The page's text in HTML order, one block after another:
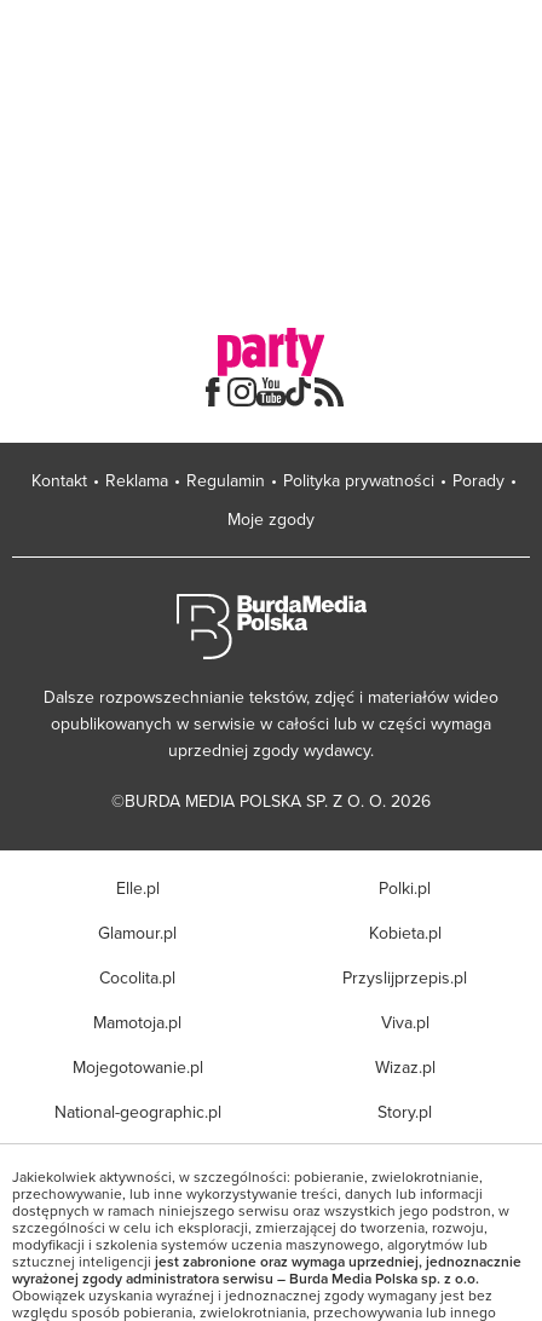
Kontakt Reklama Regulamin Polityka prywatności
Porady
Moje zgody
Dalsze rozpowszechnianie tekstów, zdjęć i materiałów wideo
opublikowanych w serwisie w całości lub w części wymaga
uprzedniej zgody wydawcy.
©BURDA MEDIA POLSKA SP. Z O. O. 2026
Elle.pl
Glamour.pl
Cocolita.pl
Mamotoja.pl
Mojegotowanie.pl
National-geographic.pl
Polki.pl
Kobieta.pl
Przyslijprzepis.pl
Viva.pl
Wizaz.pl
Story.pl
Jakiekolwiek aktywności, w szczególności: pobieranie, zwielokrotnianie,
przechowywanie, lub inne wykorzystywanie treści, danych lub informacji
dostępnych w ramach niniejszego serwisu oraz wszystkich jego podstron, w
szczególności w celu ich eksploracji, zmierzającej do tworzenia, rozwoju,
modyfikacji i szkolenia systemów uczenia maszynowego, algorytmów lub
sztucznej inteligencji jest zabronione oraz wymaga uprzedniej, jednoznacznie
wyrażonej zgody administratora serwisu – Burda Media Polska sp. z o.o.
Obowiązek uzyskania wyraźnej i jednoznacznej zgody wymagany jest bez
względu sposób pobierania, zwielokrotniania, przechowywania lub innego